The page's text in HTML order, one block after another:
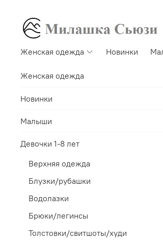
Женская одежда Новинки
Женская одежда
Новинки
Малыши
Девочки 1-8 лет
Верхняя одежда
Блузки/рубашки
Водолазки
Брюки/легинсы
Толстовки/свитшоты/худи